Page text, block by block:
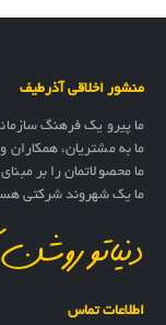
منشور اخلاقی آذرطیف
ما پیرو یک فرهنگ
ما به مشتریان، همکاران
ما محصولاتمان را بر
ما یک شهروند شرکتی
دنیاتو
اطلاعات تماس